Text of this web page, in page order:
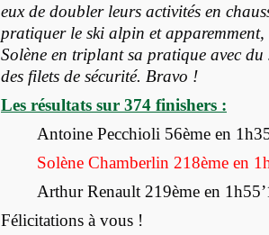
eux de doubler leurs activités en
pratiquer le ski alpin et
Solène en triplant sa pratique avec du
des filets de sécurité. Bravo !
Les résultats sur 374 finishers :
Antoine Pecchioli 56ème en
Solène Chamberlin 218ème en
Arthur Renault 219ème en
Félicitations à vous !